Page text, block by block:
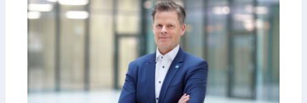
L
n
e
l